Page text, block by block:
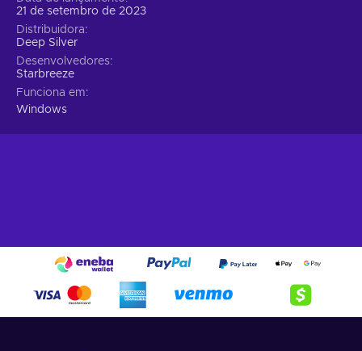
árduo trabalho e um pouco de sorte;
Escolhe a tua abordagem preferencial.
camuflada ou ataque a todo o gás, poupar reféns ou usá-
los como garantias? Personaliza a tua experiência de jogo
ao realizar escolhas que impactarão de forma
significativa, o desfecho da missão;
equipa com amigos de confiança numa imersiva
O Assalto Perfeito
Prepara-te para a derradeira experiência de assalto com
PAYDAY 3. A lendária Payday Crew regressa da sua
21 de setembro de 2023
Distribuidora
Deep Silver
Desenvolvedores
Starbreeze
Funciona em
Windows